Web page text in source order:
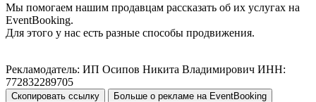
Мы помогаем нашим продавцам рассказать об их услугах на
EventBooking.
Для этого у нас есть разные способы продвижения.
Рекламодатель: ИП Осипов Никита Владимирович ИНН:
772832289705
Скопировать ссылку
Больше о рекламе на EventBooking